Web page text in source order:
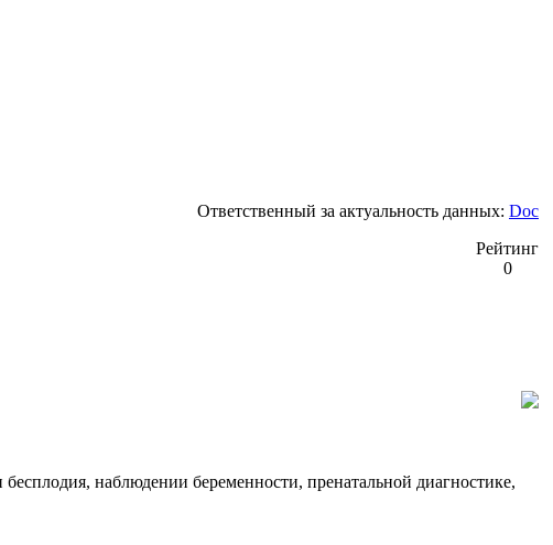
Ответственный за актуальность данных: Doc
Рейтинг
0
наблюдении беременности, пренатальной диагностике,